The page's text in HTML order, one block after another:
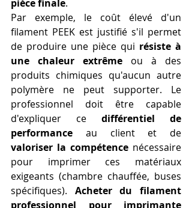
pièce finale.
Par exemple, le coût élevé d'un
filament PEEK est justifié s'il permet
de produire une pièce qui résiste à
une chaleur extrême ou à des
produits chimiques qu'aucun autre
polymère ne peut supporter. Le
professionnel doit être capable
d'expliquer ce différentiel de
performance
valoriser la compétence nécessaire
pour imprimer ces matériaux
exigeants (chambre chauffée, buses
spécifiques). Acheter du filament
professionnel pour imprimante